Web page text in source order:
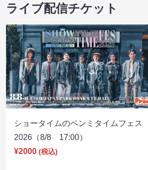
ライブ配信チケット
ショータイムのペンミタイムフェス
2026（8/8 17:00）
¥2000 (税込)